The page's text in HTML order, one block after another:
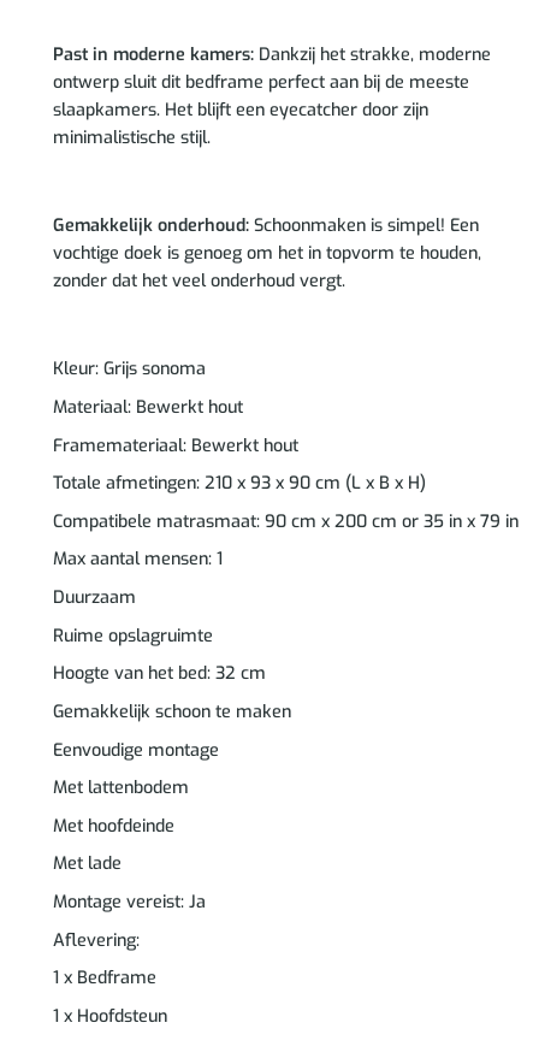
Past in moderne kamers:Dankzij het strakke, moderne
ontwerp sluit dit bedframe perfect aan bij de meeste
slaapkamers. Het blijft een eyecatcher door zijn
minimalistische stijl.
Gemakkelijk onderhoud:Schoonmaken is simpel! Een
vochtige doek is genoeg om het in topvorm te houden,
zonder dat het veel onderhoud vergt.
Kleur: Grijs sonoma
Materiaal: Bewerkt hout
Framemateriaal: Bewerkt hout
Totale afmetingen: 210 x 93 x 90 cm (L x B x H)
Compatibele matrasmaat: 90 cm x 200 cm or 35 in x 79 in
Max aantal mensen: 1
Duurzaam
Ruime opslagruimte
Hoogte van het bed: 32 cm
Gemakkelijk schoon te maken
Eenvoudige montage
Met lattenbodem
Met hoofdeinde
Met lade
Montage vereist: Ja
Aflevering:
1 x Bedframe
1 x Hoofdsteun